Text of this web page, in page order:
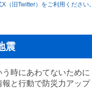
（旧Twitter）をご利用ください。
震
う時にあわてないために
報と行動で防災力アップ